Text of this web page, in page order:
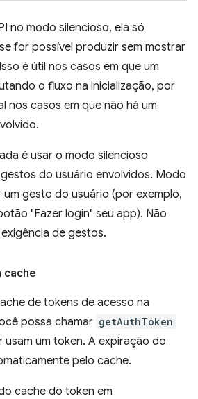
no modo silencioso, ela só
for possível produzir sem mostrar
é útil nos casos em que um
o fluxo na inicialização, por
nos casos em que não há um
é usar o modo silencioso
do usuário envolvidos. Modo
gesto do usuário (por exemplo,
"Fazer login" seu app). Não
de gestos.
cache
de tokens de acesso na
possa chamar getAuthToken
usam um token. A expiração do
pelo cache.
cache do token em